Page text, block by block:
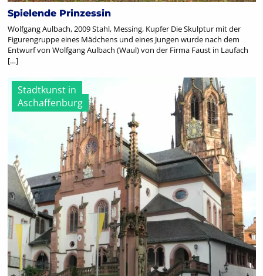
Spielende Prinzessin
Wolfgang Aulbach, 2009 Stahl, Messing, Kupfer Die Skulptur mit der
Figurengruppe eines Mädchens und eines Jungen wurde nach dem
Entwurf von Wolfgang Aulbach (Waul) von der Firma Faust in Laufach
[…]
Stadtkunst in
Aschaffenburg